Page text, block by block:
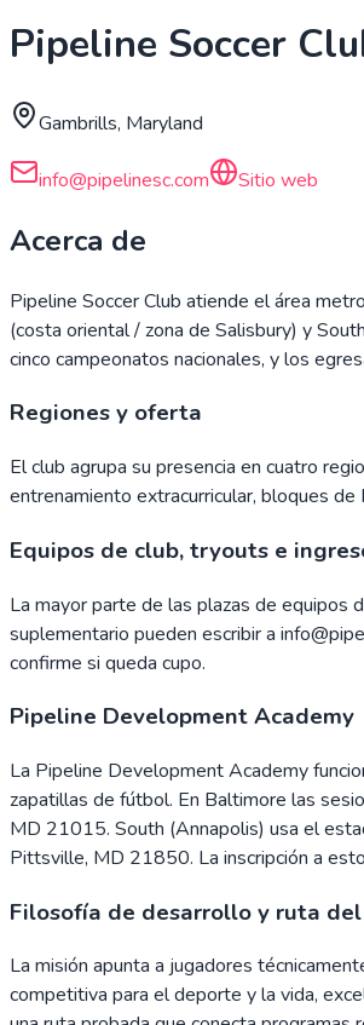
Pipeline Soccer
Gambrills, Maryland
info@pipelinesc.com Sitio web
Acerca de
Pipeline Soccer Club atiende el área
(costa oriental / zona de Salisbury) y
cinco campeonatos nacionales, y los
Regiones y oferta
El club agrupa su presencia en cuatro
entrenamiento extracurricular, bloques
Equipos de club, tryouts e
La mayor parte de las plazas de equipos
suplementario pueden escribir a
confirme si queda cupo.
Pipeline Development Academy
La Pipeline Development Academy
zapatillas de fútbol. En Baltimore las
MD 21015. South (Annapolis) usa el
Pittsville, MD 21850. La inscripción a
Filosofía de desarrollo y ruta
La misión apunta a jugadores
competitiva para el deporte y la vida,